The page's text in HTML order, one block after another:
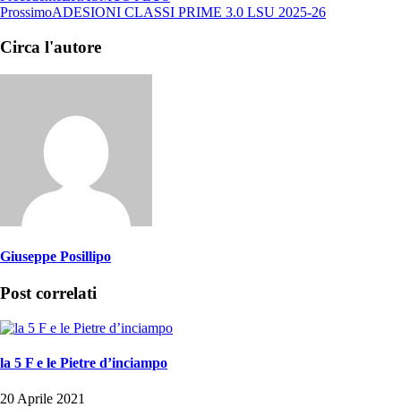
ProssimoADESIONI CLASSI PRIME 3.0 LSU 2025-26
Circa l'autore
Giuseppe Posillipo
Post correlati
la 5 F e le Pietre d’inciampo
20 Aprile 2021